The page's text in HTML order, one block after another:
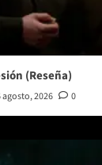
(Reseña)
agosto, 2026 0